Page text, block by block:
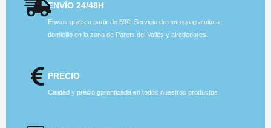
ENVÍO 24/48H
Envios gratis a partir de 59€. Servicio de entrega gratuito a
domicilio en la zona de Parets del Vallés y alrededores.
PRECIO
Calidad y precio garantizada en todos nuestros productos.